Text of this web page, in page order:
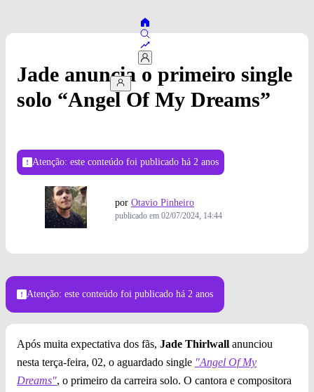
Jade anuncia o primeiro single
solo “Angel Of My Dreams”
Atenção: este conteúdo foi publicado há 2 anos
por Otavio Pinheiro
publicado em 02/07/2024, 14:44
Atenção: este conteúdo foi publicado há 2 anos
Após muita expectativa dos fãs, Jade Thirlwall anunciou
nesta terça-feira, 02, o aguardado single "Angel Of My
Dreams", o primeiro da carreira solo. O cantora e compositora